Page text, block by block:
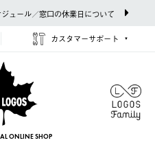
ュール／窓口の休業日について
カスタマーサポート
ONLINE SHOP